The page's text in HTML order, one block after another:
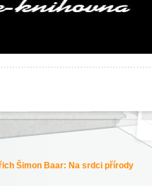
Šimon Baar: Na srdci přírody